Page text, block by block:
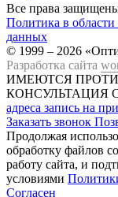
Все права
Политика в
данных
© 1999 – 2026
Разработка сайта
ИМЕЮТСЯ
КОНСУЛЬТАЦИЯ
адреса запись на
Заказать звонок
Продолжая
обработку файлов
работу сайта, и
условиями
Согласен